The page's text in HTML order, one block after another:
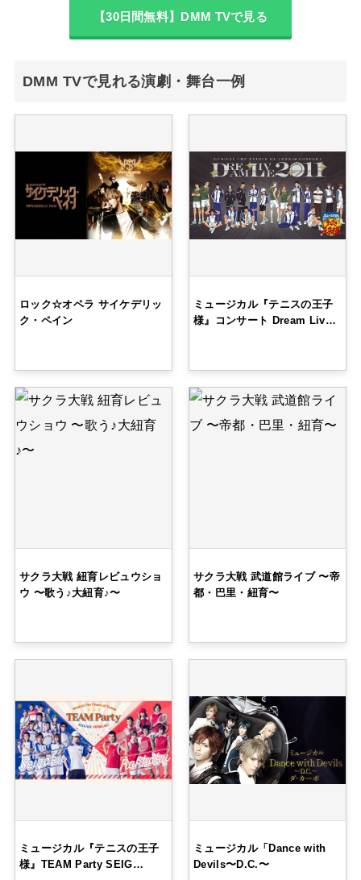
【30日間無料】DMM TVで見る
DMM TVで見れる演劇・舞台一例
ロック☆オペラ サイケデリッ
ク・ペイン
ミュージカル『テニスの王子
様』コンサート Dream Liv…
サクラ大戦 紐育レビュウショ
ウ 〜歌う♪大紐育♪〜
サクラ大戦 武道館ライブ 〜帝
都・巴里・紐育〜
ミュージカル『テニスの王子
様』TEAM Party SEIG…
ミュージカル「Dance with
Devils〜D.C.〜